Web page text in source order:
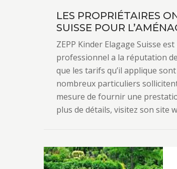
LES PROPRIÉTAIRES
SUISSE POUR
ZEPP Kinder Elagage Suisse
professionnel a la réputation
que les tarifs qu’il applique
nombreux particuliers
mesure de fournir une
plus de détails, visitez son site